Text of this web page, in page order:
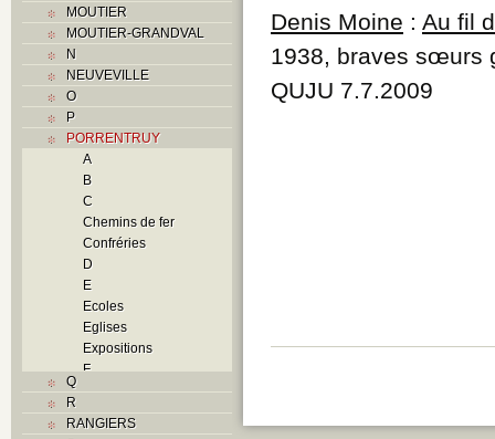
MOUTIER
MOUTIER-GRANDVAL
N
NEUVEVILLE
O
P
PORRENTRUY
A
B
C
Chemins de fer
Confréries
D
E
Ecoles
Eglises
Expositions
F
H
Q
R
RANGIERS
Denis Moine : Au fil
1938, braves sœurs
QUJU 7.7.2009